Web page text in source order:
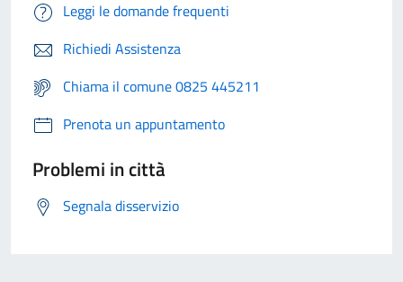
Leggi le domande frequenti
Richiedi Assistenza
Chiama il comune 0825 445211
Prenota un appuntamento
Problemi in città
Segnala disservizio